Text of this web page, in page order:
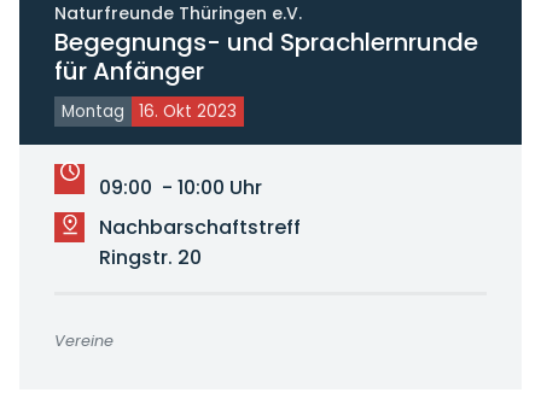
Naturfreunde Thüringen e.V.
Begegnungs- und Sprachlernrunde
für Anfänger
Montag 16. Okt 2023
09:00 - 10:00 Uhr
Nachbarschaftstreff
Ringstr. 20
Vereine